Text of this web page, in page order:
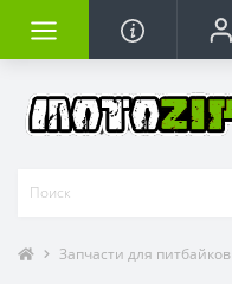
Запчасти для питбайков